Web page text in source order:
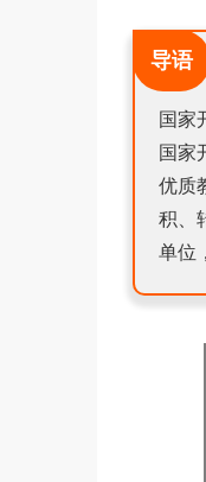
导语
国家
国家
优质
积、
单位